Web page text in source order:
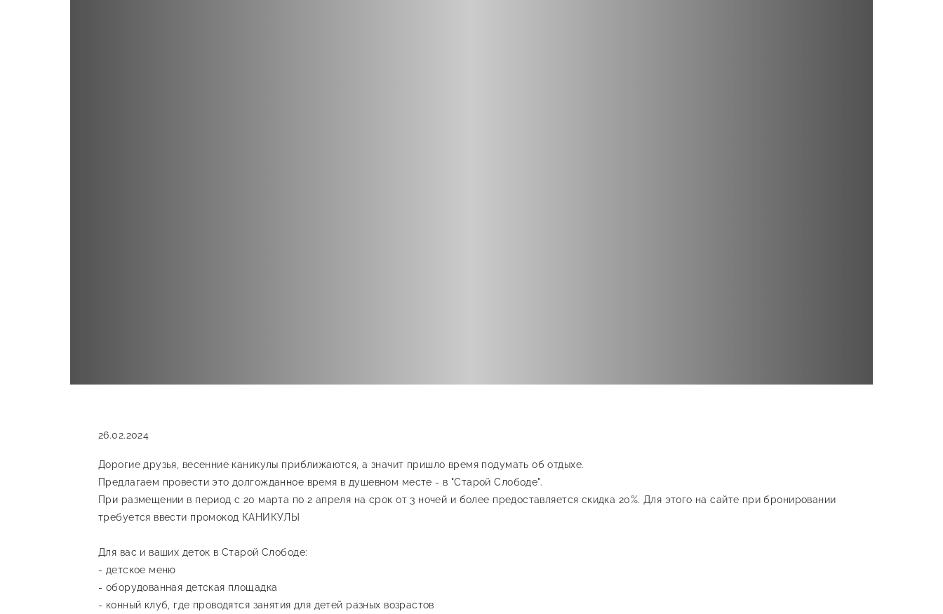
26.02.2024
Дорогие друзья, весенние каникулы приближаются, а значит пришло время подумать об отдыхе.
Предлагаем провести это долгожданное время в душевном месте - в "Старой Слободе".
При размещении в период с 20 марта по 2 апреля на срок от 3 ночей и более предоставляется скидка 20%. Для этого на сайте при бронировании
требуется ввести промокод КАНИКУЛЫ
Для вас и ваших деток в Старой Слободе:
- детское меню
- оборудованная детская площадка
- конный клуб, где проводятся занятия для детей разных возрастов